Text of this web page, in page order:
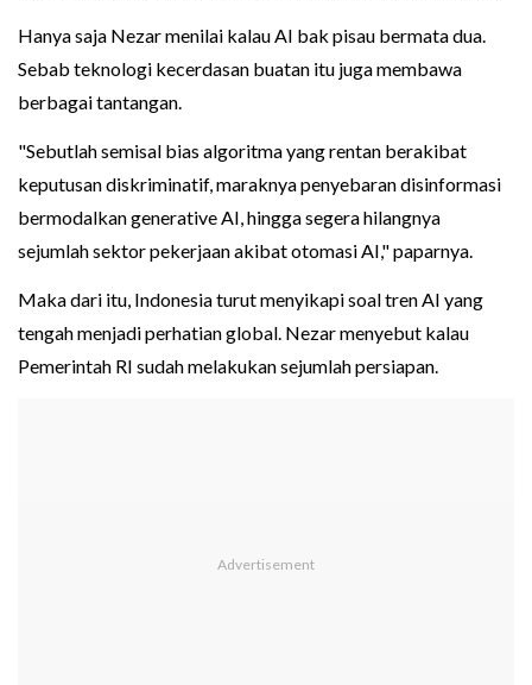
Hanya saja Nezar menilai kalau AI bak pisau bermata dua.
Sebab teknologi kecerdasan buatan itu juga membawa
berbagai tantangan.
"Sebutlah semisal bias algoritma yang rentan berakibat
keputusan diskriminatif, maraknya penyebaran disinformasi
bermodalkan generative AI, hingga segera hilangnya
sejumlah sektor pekerjaan akibat otomasi AI," paparnya.
Maka dari itu, Indonesia turut menyikapi soal tren AI yang
tengah menjadi perhatian global. Nezar menyebut kalau
Pemerintah RI sudah melakukan sejumlah persiapan.